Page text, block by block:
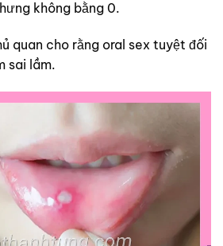
không bằng 0.
quan cho rằng oral sex tuyệt đối
sai lầm.